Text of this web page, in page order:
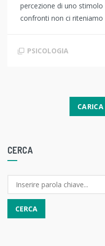
percezione di uno
confronti non ci
PSICOLOGIA
NAVIGATION
CERCA